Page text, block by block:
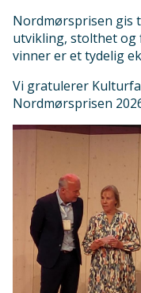
Nordmørsprisen gis
utvikling, stolthet og
vinner er et tydelig
Vi gratulerer
Nordmørsprisen